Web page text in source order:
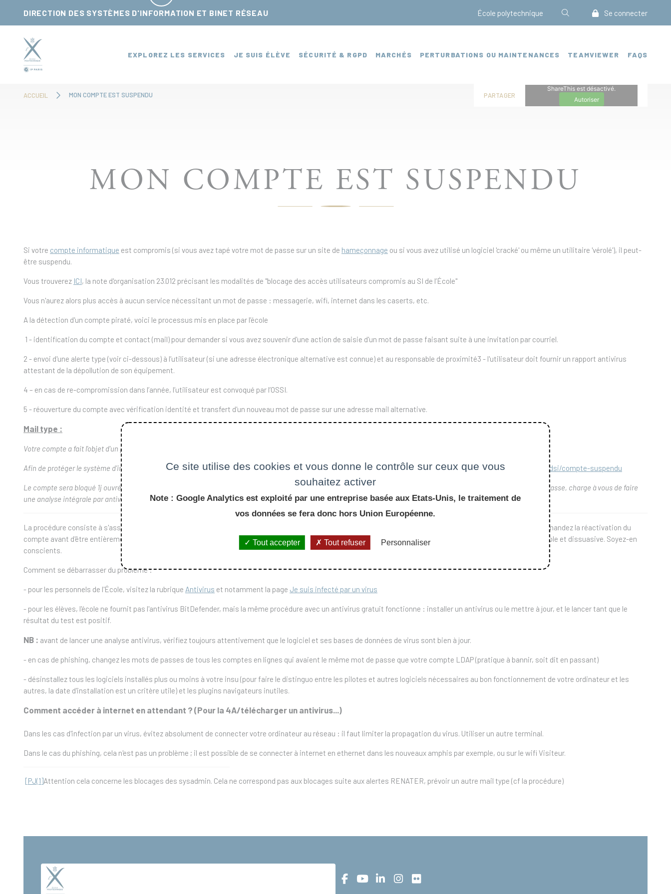
DIRECTION DES SYSTÈMES D'INFORMATION ET BINET RÉSEAU École polytechnique Se connecter
EXPLOREZ LES SERVICES JE SUIS ÉLÈVE SÉCURITÉ & RGPD MARCHÉS PERTURBATIONS OU MAINTENANCES TEAMVIEWER FAQS
ACCUEIL MON COMPTE EST SUSPENDU PARTAGER
ShareThis est désactivé.
Autoriser
MON COMPTE EST SUSPENDU
Si votre compte informatique est compromis (si vous avez tapé votre mot de passe sur un site de hameçonnage ou si vous avez utilisé un logiciel 'cracké' ou même un utilitaire 'vérolé'), il peut-
être suspendu.
Vous trouverez ICI, la note d'organisation 23.012 précisant les modalités de "blocage des accès utilisateurs compromis au SI de l’École"
Vous n'aurez alors plus accès à aucun service nécessitant un mot de passe : messagerie, wifi, internet dans les caserts, etc.
A la détection d'un compte piraté, voici le processus mis en place par l’école
1 - identification du compte et contact (mail) pour demander si vous avez souvenir d'une action de saisie d'un mot de passe faisant suite à une invitation par courriel.
2 - envoi d'une alerte type (voir ci-dessous) à l’utilisateur (si une adresse électronique alternative est connue) et au responsable de proximité3 - l'utilisateur doit fournir un rapport antivirus
attestant de la dépollution de son équipement.
4 – en cas de re-compromission dans l’année, l’utilisateur est convoqué par l’OSSI.
5 - réouverture du compte avec vérification identité et transfert d'un nouveau mot de passe sur une adresse mail alternative.
Mail type :
Votre compte a fait l'objet d'un piratage suite à une attaque réussie de type
Afin de protéger le système d'information de l’École polytechnique, celui-ci a été bloqué, conformément à la procédure en vigueur :https://portail.polytechnique.edu/dsi/compte-suspendu
Le compte sera bloqué 1j ouvré le temps de faire les vérifications et la dépollution d’usage et d’en apporter la preuve. Dans l’attente du renouvellement de votre mot de passe, charge à vous de faire
une analyse intégrale par antivirus.
La procédure consiste à s'assurer que la menace est supprimée puis de demander la réactivation du compte.
si vous êtes négligent et que vous redemandez la réactivation du
compte avant d'être entièrement certain que la menace a disparu, votre compte sera à nouveau suspendu mais cette fois avec une durée de carence incompressible et dissuasive. Soyez-en
conscients.
Comment se débarrasser du problème :
- pour les personnels de l'École, visitez la rubrique Antivirus et notamment la page Je suis infecté par un virus
- pour les élèves, l'école ne fournit pas l'antivirus BitDefender, mais la même procédure avec un antivirus gratuit fonctionne : installer un antivirus ou le mettre à jour, et le lancer tant que le
résultat du test est positif.
NB : avant de lancer une analyse antivirus, vérifiez toujours attentivement que le logiciel et ses bases de données de virus sont bien à jour.
- en cas de phishing, changez les mots de passes de tous les comptes en lignes qui avaient le même mot de passe que votre compte LDAP (pratique à bannir, soit dit en passant)
- désinstallez tous les logiciels installés plus ou moins à votre insu (pour faire le distinguo entre les pilotes et autres logiciels nécessaires au bon fonctionnement de votre ordinateur et les
autres, la date d'installation est un critère utile) et les plugins navigateurs inutiles.
Comment accéder à internet en attendant ? (Pour la 4A/télécharger un antivirus...)
Dans les cas d'infection par un virus, évitez absolument de connecter votre ordinateur au réseau : il faut limiter la propagation du virus. Utiliser un autre terminal.
Dans le cas du phishing, cela n'est pas un problème ; il est possible de se connecter à internet en ethernet dans les nouveaux amphis par exemple, ou sur le wifi Visiteur.
[PJ(1]Attention cela concerne les blocages des sysadmin. Cela ne correspond pas aux blocages suite aux alertes RENATER, prévoir un autre mail type (cf la procédure)
Ce site utilise des cookies et vous donne le contrôle sur ceux que vous
souhaitez activer
Note : Google Analytics est exploité par une entreprise basée aux Etats-Unis, le traitement de
vos données se fera donc hors Union Européenne.
Tout accepter Tout refuser Personnaliser